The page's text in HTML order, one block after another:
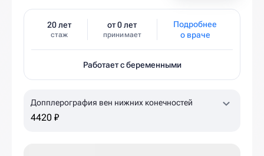
20 лет
стаж
от 0 лет
принимает
Подробнее
о враче
Работает с беременными
Допплерография вен нижних конечностей
4420 ₽